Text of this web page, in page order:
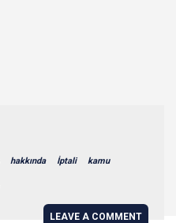
hakkında İptali kamu
LEAVE A COMMENT